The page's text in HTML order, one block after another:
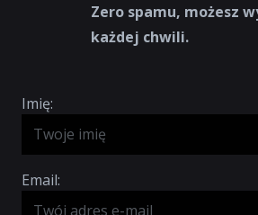
Zero spamu, możesz
każdej chwili.
Imię:
Email: